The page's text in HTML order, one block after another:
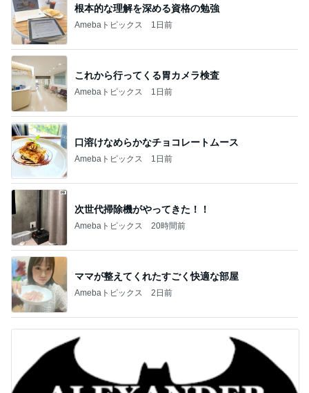
根本的な理解を深める資格の勉強
Amebaトピックス 1日前
これから行ってくる胃カメラ検査
Amebaトピックス 1日前
口溶けなめらかなチョコレートムース
Amebaトピックス 1日前
次世代掃除機がやってきた！！
Amebaトピックス 20時間前
ママが整えてくれたすごく快適な部屋
Amebaトピックス 2日前